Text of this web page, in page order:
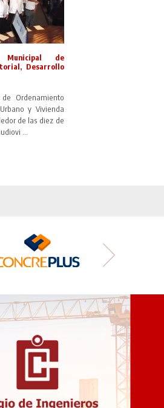
Municipal de
Desarrollo
Ordenamiento
y Vivienda
de las diez de
...